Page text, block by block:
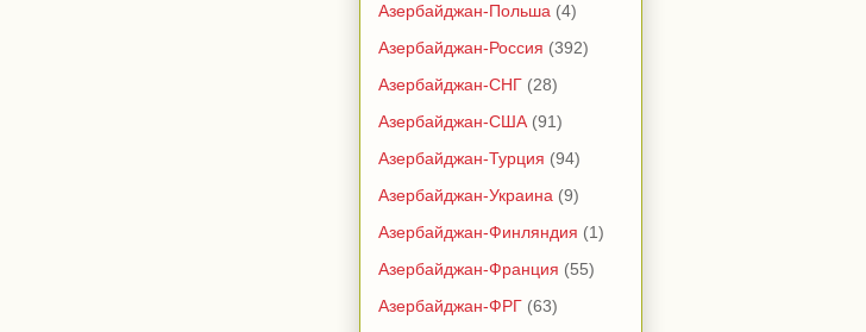
Азербайджан-Польша (4)
Азербайджан-Россия (392)
Азербайджан-СНГ (28)
Азербайджан-США (91)
Азербайджан-Турция (94)
Азербайджан-Украина (9)
Азербайджан-Финляндия (1)
Азербайджан-Франция (55)
Азербайджан-ФРГ (63)